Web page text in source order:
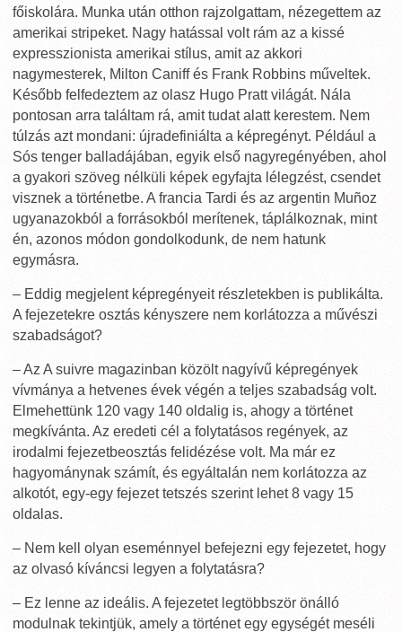
főiskolára. Munka után otthon rajzolgattam, nézegettem az
amerikai stripeket. Nagy hatással volt rám az a kissé
expresszionista amerikai stílus, amit az akkori
nagymesterek, Milton Caniff és Frank Robbins műveltek.
Később felfedeztem az olasz Hugo Pratt világát. Nála
pontosan arra találtam rá, amit tudat alatt kerestem. Nem
túlzás azt mondani: újradefiniálta a képregényt. Például a
Sós tenger balladájában, egyik első nagyregényében, ahol
a gyakori szöveg nélküli képek egyfajta lélegzést, csendet
visznek a történetbe. A francia Tardi és az argentin Muñoz
ugyanazokból a forrásokból merítenek, táplálkoznak, mint
én, azonos módon gondolkodunk, de nem hatunk
egymásra.
– Eddig megjelent képregényeit részletekben is publikálta.
A fejezetekre osztás kényszere nem korlátozza a művészi
szabadságot?
– Az A suivre magazinban közölt nagyívű képregények
vívmánya a hetvenes évek végén a teljes szabadság volt.
Elmehettünk 120 vagy 140 oldalig is, ahogy a történet
megkívánta. Az eredeti cél a folytatásos regények, az
irodalmi fejezetbeosztás felidézése volt. Ma már ez
hagyománynak számít, és egyáltalán nem korlátozza az
alkotót, egy-egy fejezet tetszés szerint lehet 8 vagy 15
oldalas.
– Nem kell olyan eseménnyel befejezni egy fejezetet, hogy
az olvasó kíváncsi legyen a folytatásra?
– Ez lenne az ideális. A fejezetet legtöbbször önálló
modulnak tekintjük, amely a történet egy egységét meséli